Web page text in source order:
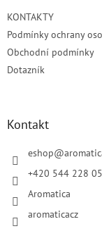
KONTAKTY
Podmínky ochrany
Obchodní podmínky
Dotazník
Kontakt
eshop@
+420 544 228
Aromatica
aromaticacz